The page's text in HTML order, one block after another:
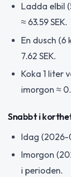
Ladda elbil
≈ 63.59 SEK.
En dusch (6
7.62 SEK.
Koka 1 liter
imorgon ≈
Snabbt i
Idag (2026-
Imorgon
i perioden.